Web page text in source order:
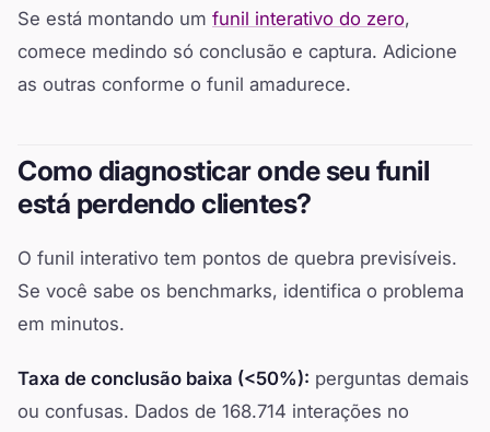
Se está montando um funil interativo do zero,
comece medindo só conclusão e captura. Adicione
as outras conforme o funil amadurece.
Como diagnosticar onde seu funil
está perdendo clientes?
O funil interativo tem pontos de quebra previsíveis.
Se você sabe os benchmarks, identifica o problema
em minutos.
Taxa de conclusão baixa (<50%): perguntas demais
ou confusas. Dados de 168.714 interações no